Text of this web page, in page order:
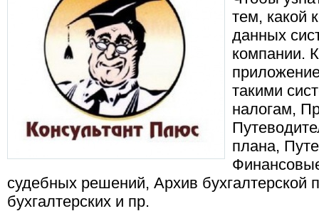
тем, какой
данных
компании.
такими
налогам,
плана,
судебных решений, Архив
бухгалтерских и пр.